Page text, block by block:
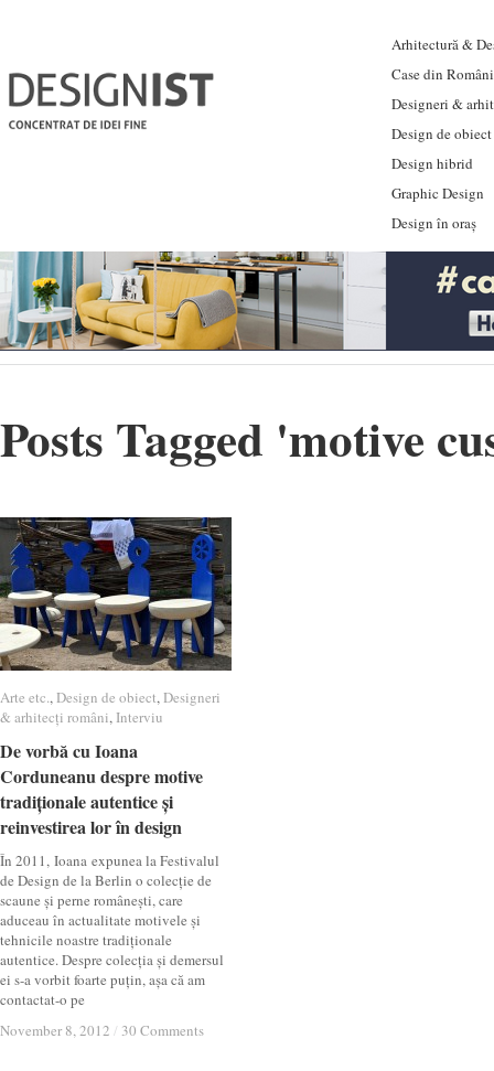
Arhitectură &
Case din
Designeri &
Design de obiect
Design hibrid
Graphic Design
Design în oraș
Posts Tagged 'motive
Arte etc.,Design de obiect,Designeri
& arhitecți români, Interviu
De vorbă cu Ioana
Corduneanu despre motive
tradiționale autentice și
reinvestirea lor în design
În 2011, Ioana expunea la Festivalul
de Design de la Berlin o colecție de
scaune și perne românești, care
aduceau în actualitate motivele și
tehnicile noastre tradiționale
autentice. Despre colecția și demersul
ei s-a vorbit foarte puțin, așa că am
contactat-o pe
November 8, 2012 / 30 Comments
Arte etc. Design de obiect Designeri
& arhitecți români Interviu
De vorbă cu Ioana
Corduneanu despre motive
tradiționale autentice și
reinvestirea lor în design
November 8, 2012 / 30 Comments